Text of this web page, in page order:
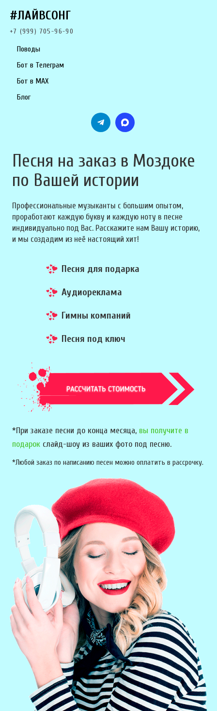
#ЛАЙВСОНГ
+7 (999) 705-96-90
Поводы
Бот в Телеграм
Бот в MAX
Блог
Песня на заказ в Моздоке
по Вашей истории
Профессиональные музыканты с большим опытом,
проработают каждую букву и каждую ноту в песне
индивидуально под Вас. Расскажите нам Вашу историю,
и мы создадим из неё настоящий хит!
Песня для подарка
Аудиореклама
Гимны компаний
Песня под ключ
*При заказе песни до конца месяца, вы получите в
подарок слайд-шоу из ваших фото под песню.
*Любой заказ по написанию песен можно оплатить в рассрочку.